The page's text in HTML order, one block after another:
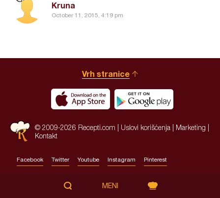
Kruna
October 11, 2015, 4:19 pm
Vrh stranice
© 2009-2026 Recepti.com | Uslovi korišćenja Marketing
Kontakt
Facebook Twitter Youtube Instagram Pinterest